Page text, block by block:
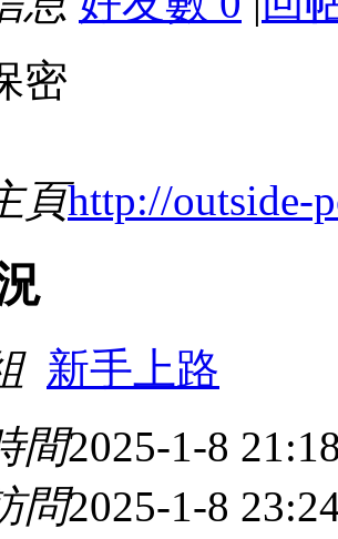
密
頁http://outside-
新手上路
間2025-1-8
問2025-1-8